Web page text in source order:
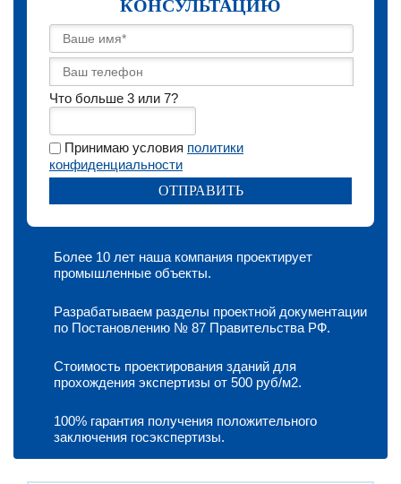
КОНСУЛЬТАЦИЮ
Что больше 3 или 7?
Принимаю условия политики
конфиденциальности
Более 10 лет наша компания проектирует
промышленные объекты.
Разрабатываем разделы проектной документации
по Постановлению № 87 Правительства РФ.
Стоимость проектирования зданий для
прохождения экспертизы от 500 руб/м2.
100% гарантия получения положительного
заключения госэкспертизы.